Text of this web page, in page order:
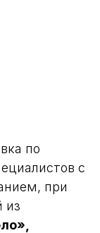
по
с
при
из